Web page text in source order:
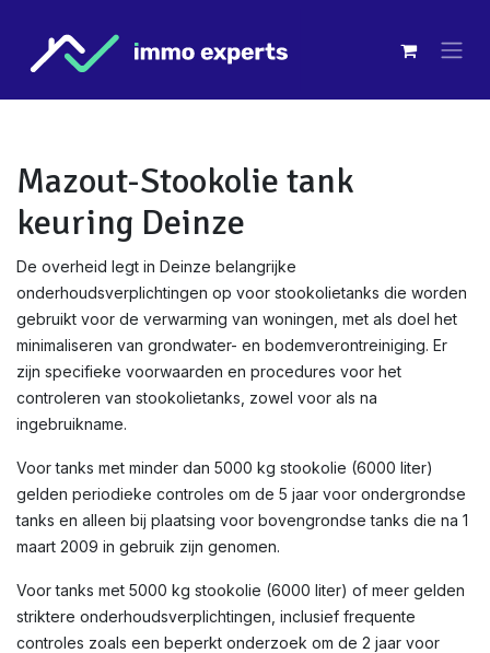
Mazout-Stookolie tank
keuring Deinze
De overheid legt in Deinze belangrijke
onderhoudsverplichtingen op voor stookolietanks die worden
gebruikt voor de verwarming van woningen, met als doel het
minimaliseren van grondwater- en bodemverontreiniging. Er
zijn specifieke voorwaarden en procedures voor het
controleren van stookolietanks, zowel voor als na
ingebruikname.
Voor tanks met minder dan 5000 kg stookolie (6000 liter)
gelden periodieke controles om de 5 jaar voor ondergrondse
tanks en alleen bij plaatsing voor bovengrondse tanks die na 1
maart 2009 in gebruik zijn genomen.
Voor tanks met 5000 kg stookolie (6000 liter) of meer gelden
striktere onderhoudsverplichtingen, inclusief frequente
controles zoals een beperkt onderzoek om de 2 jaar voor